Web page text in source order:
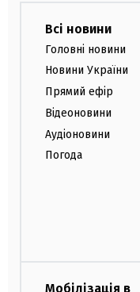
Всі новини
Головні новини
Новини України
Прямий ефір
Відеоновини
Аудіоновини
Погода
Мобілізація в